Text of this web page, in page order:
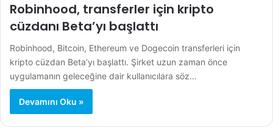
Robinhood, transferler için kripto
cüzdanı Beta’yı başlattı
Robinhood, Bitcoin, Ethereum ve Dogecoin transferleri için
kripto cüzdan Beta’yı başlattı. Şirket uzun zaman önce
uygulamanın geleceğine dair kullanıcılara söz…
Devamını Oku »